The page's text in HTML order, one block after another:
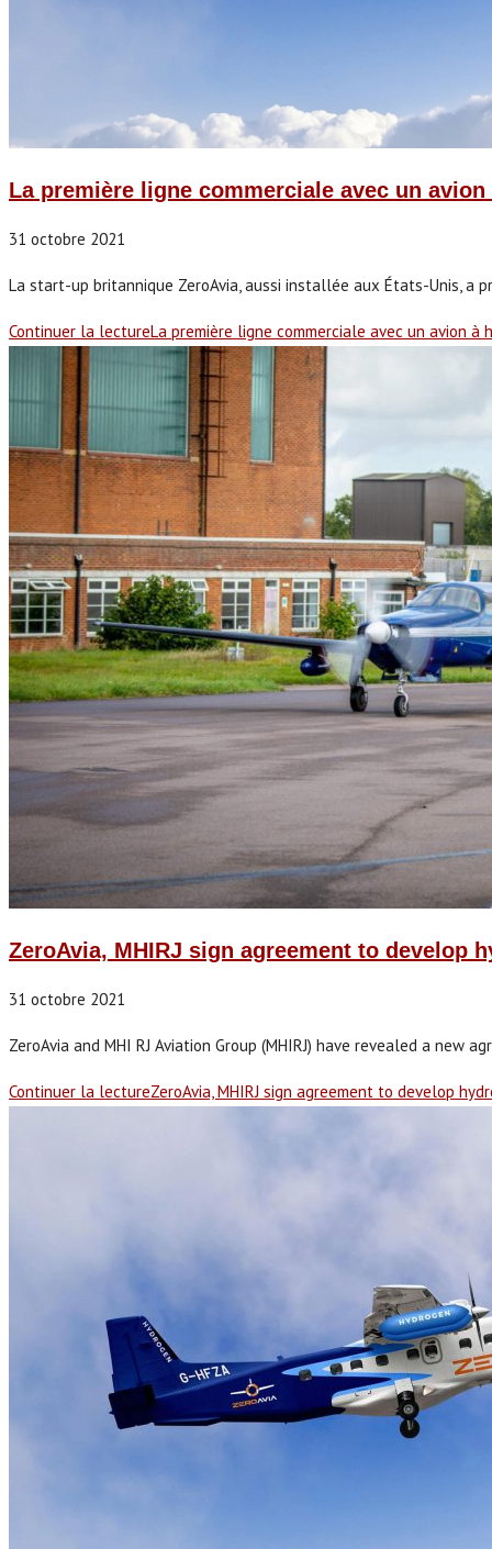
La première ligne commerciale avec un
31 octobre 2021
La start-up britannique ZeroAvia, aussi installée aux États-Unis, a
Continuer la lectureLa première ligne commerciale avec un avion
ZeroAvia, MHIRJ sign agreement to
31 octobre 2021
ZeroAvia and MHI RJ Aviation Group (MHIRJ) have revealed a
Continuer la lectureZeroAvia, MHIRJ sign agreement to develop